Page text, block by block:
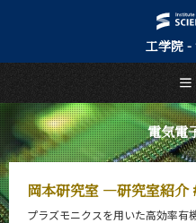
工学院 -
電気電
岡本研究室 ―研究室紹
プラズモニクスを用いた高効率有
日本語
トップページ
Top Page
電気電子系について
About Us
教育
Education